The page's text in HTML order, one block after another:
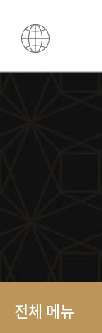
전체 메뉴